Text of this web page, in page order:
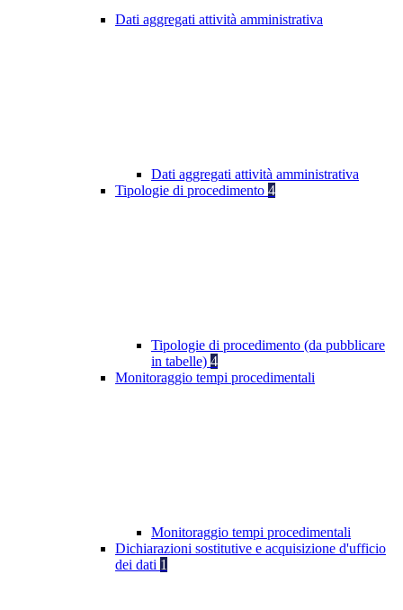
Dati aggregati attività amministrativa
Dati aggregati attività amministrativa
Tipologie di procedimento 4
Tipologie di procedimento (da pubblicare
in tabelle) 4
Monitoraggio tempi procedimentali
Monitoraggio tempi procedimentali
Dichiarazioni sostitutive e acquisizione d'ufficio
dei dati 1